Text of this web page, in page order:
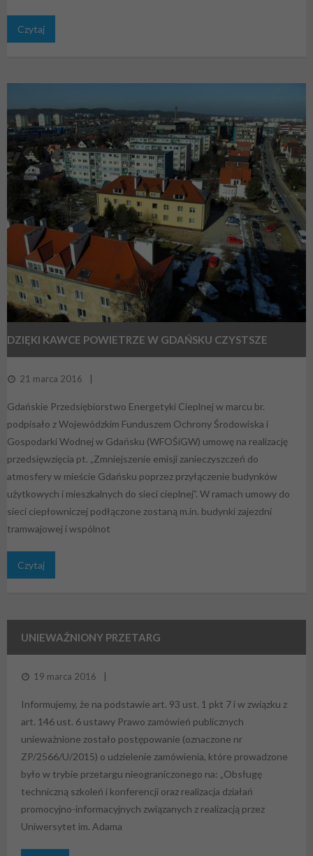
Czytaj
DZIĘKI KAWCE POWIETRZE W GDAŃSKU CZYSTSZE
21 marca 2016
Gdańskie Przedsiębiorstwo Energetyki Cieplnej w marcu br.
podpisało z Wojewódzkim Funduszem Ochrony Środowiska i
Gospodarki Wodnej w Gdańsku (WFOŚiGW) umowę na realizację
przedsięwzięcia pt. „Zmniejszenie emisji zanieczyszczeń do
atmosfery w mieście Gdańsku poprzez przyłączenie budynków
użytkowych i mieszkalnych do sieci cieplnej”. W ramach umowy do
sieci ciepłowniczej podłączone zostaną m.in. budynki zajezdni
tramwajowej i wspólnot
Czytaj
UNIEWAŻNIONY PRZETARG
19 marca 2016
Informujemy, że na podstawie art. 93 ust. 1 pkt 7 i w związku z
art. 146 ust. 6 ustawy Prawo zamówień publicznych
unieważnione zostało postępowanie (oznaczone nr
ZP/2566/U/2015) o udzielenie zamówienia, które prowadzone
było w trybie przetargu nieograniczonego na: „Obsługę
techniczną szkoleń i konferencji oraz realizacja działań
promocyjno-informacyjnych związanych z realizacją przez
Uniwersytet im. Adama